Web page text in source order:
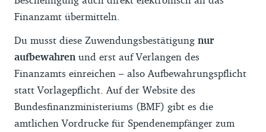
Finanzamt übermitteln.
Du musst diese Zuwendungsbestätigung nur
aufbewahren und erst auf Verlangen des
Finanzamts einreichen – also Aufbewahrungspflicht
statt Vorlagepflicht. Auf der Website des
Bundesfinanzministeriums (BMF) gibt es die
amtlichen Vordrucke für Spendenempfänger zum